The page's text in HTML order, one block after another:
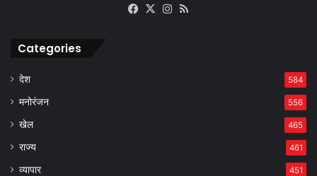
Facebook
X Instagram
Categories
देश 584
मनोरंजन 556
खेल 465
राज्य 461
व्यापार 451